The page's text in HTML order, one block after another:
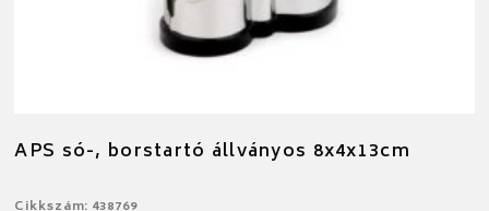
APS só-, borstartó állványos 8x4x13cm